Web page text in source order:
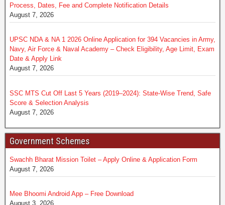
Process, Dates, Fee and Complete Notification Details
August 7, 2026
UPSC NDA & NA 1 2026 Online Application for 394 Vacancies in Army,
Navy, Air Force & Naval Academy – Check Eligibility, Age Limit, Exam
Date & Apply Link
August 7, 2026
SSC MTS Cut Off Last 5 Years (2019–2024): State-Wise Trend, Safe
Score & Selection Analysis
August 7, 2026
Government Schemes
Swachh Bharat Mission Toilet – Apply Online & Application Form
August 7, 2026
Mee Bhoomi Android App – Free Download
August 3, 2026